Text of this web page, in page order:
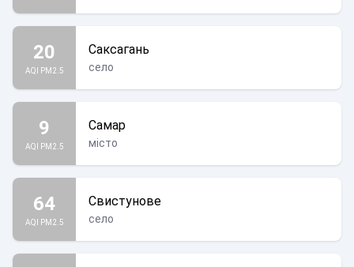
20
AQI PM2.5
Саксагань
село
9
AQI PM2.5
Самар
місто
64
AQI PM2.5
Свистунове
село